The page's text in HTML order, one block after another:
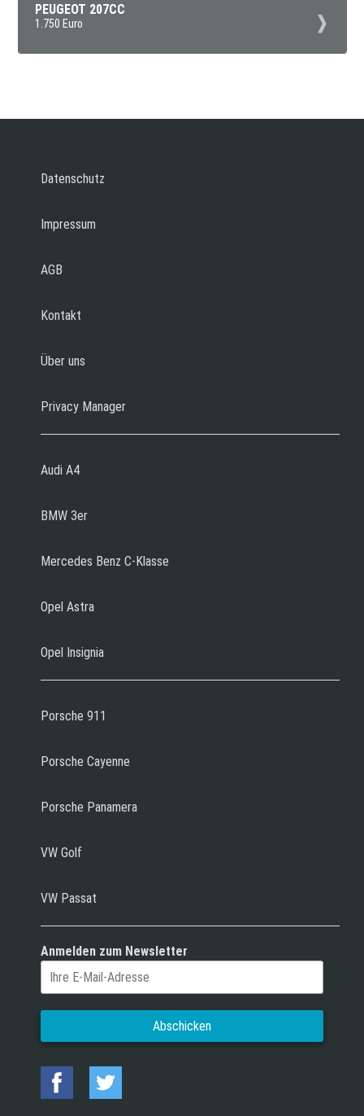
PEUGEOT 207CC
1.750 Euro
Datenschutz
Impressum
AGB
Kontakt
Über uns
Privacy Manager
Audi A4
BMW 3er
Mercedes Benz C-Klasse
Opel Astra
Opel Insignia
Porsche 911
Porsche Cayenne
Porsche Panamera
VW Golf
VW Passat
Anmelden zum Newsletter